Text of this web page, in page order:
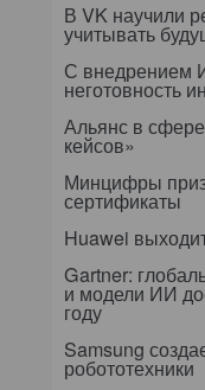
В VK научили
учитывать
С внедрением
неготовность
Альянс в
кейсов»
Минцифры
сертификаты
Huawei
Gartner:
и модели ИИ
году
Samsung
робототехники